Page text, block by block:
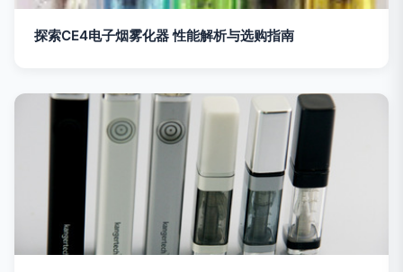
探索CE4电子烟雾化器 性能解析与选购指南